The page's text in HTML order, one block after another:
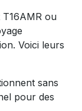
ou
Voici leurs
sans
pour des